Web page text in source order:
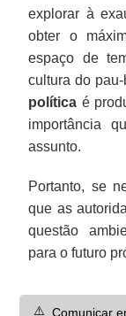
explorar à
obter o
espaço de
cultura do
política é
importância
assunto.
Portanto, se
que as
questão
para o futuro
⚠️ Comunicar